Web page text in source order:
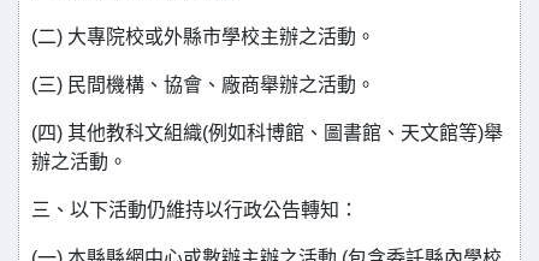
(二) 大專院校或外縣市學校主辦之活動。
(三) 民間機構、協會、廠商舉辦之活動。
(四) 其他教科文組織(例如科博館、圖書館、天文館等)舉
辦之活動。
三、以下活動仍維持以行政公告轉知：